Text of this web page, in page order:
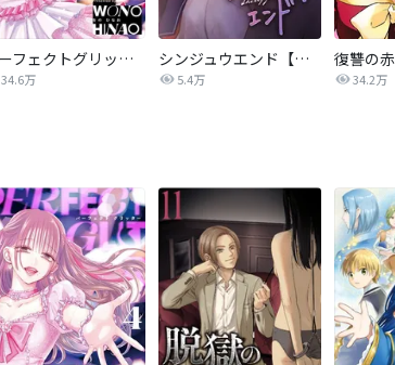
パーフェクトグリッター
34.6万
シンジュウエンド【タテヨミ】
5.4万 34.2万